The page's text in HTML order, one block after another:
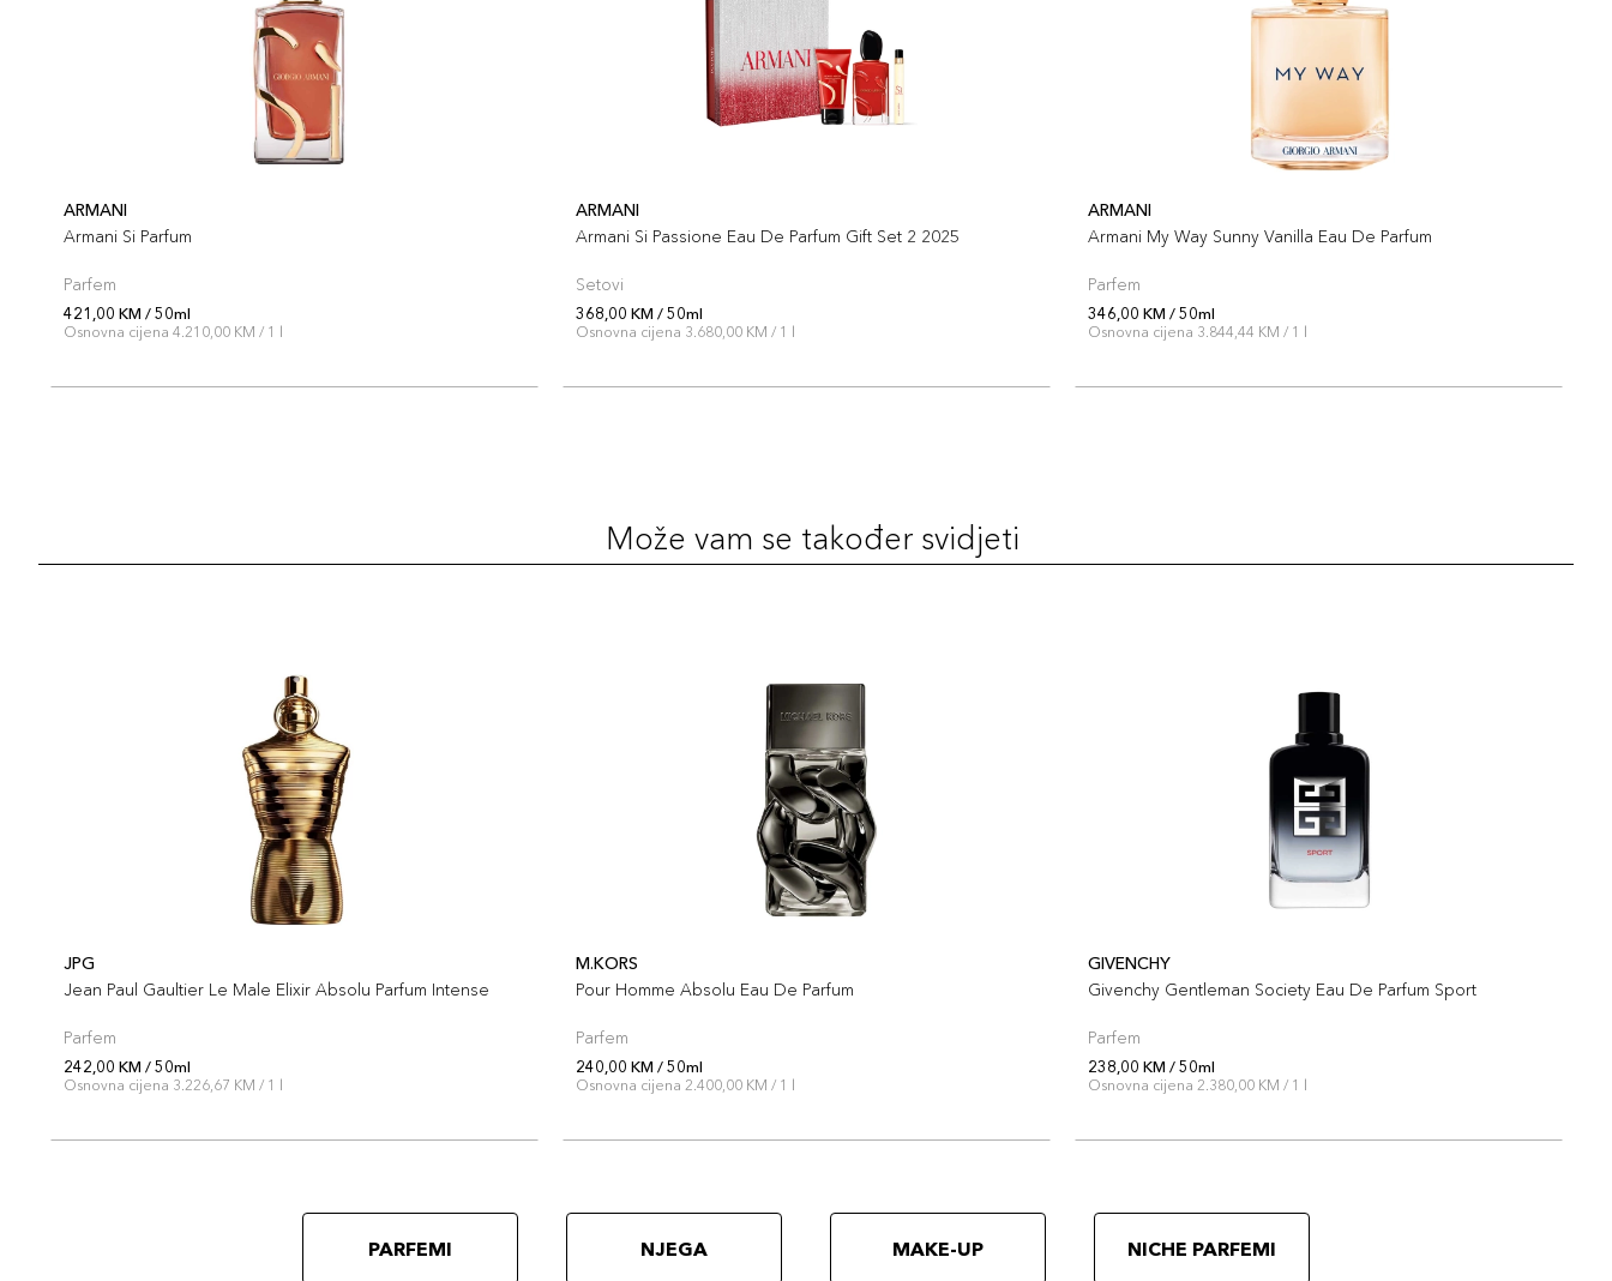
ARMANI
Armani Si Parfum
Parfem
421,00 KM / 50ml
Osnovna cijena 4.210,00 KM / 1 l
ARMANI
Armani Si Passione Eau De Parfum Gift Set 2 2025
Setovi
368,00 KM / 50ml
Osnovna cijena 3.680,00 KM / 1 l
ARMANI
Armani My Way Sunny Vanilla Eau De Parfum
Parfem
346,00 KM / 50ml
Osnovna cijena 3.844,44 KM / 1 l
Može vam se također svidjeti
JPG
Jean Paul Gaultier Le Male Elixir Absolu Parfum Intense
Parfem
242,00 KM / 50ml
Osnovna cijena 3.226,67 KM / 1 l
M.KORS
Pour Homme Absolu Eau De Parfum
Parfem
240,00 KM / 50ml
Osnovna cijena 2.400,00 KM / 1 l
GIVENCHY
Givenchy Gentleman Society Eau De Parfum Sport
Parfem
238,00 KM / 50ml
Osnovna cijena 2.380,00 KM / 1 l
PARFEMI NJEGA MAKE-UP NICHE PARFEMI